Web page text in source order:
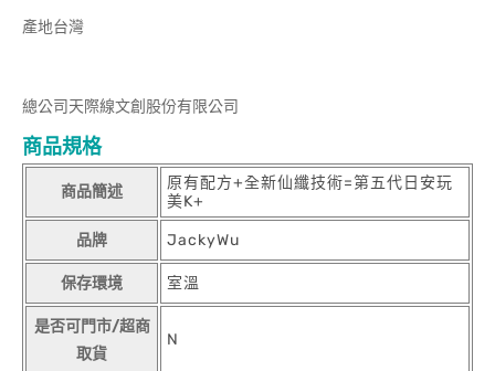
產地台灣
總公司天際線文創股份有限公司
商品規格
商品簡述
原有配方+全新仙纖技術=第五代日安玩
美K+
品牌 JackyWu
保存環境 室溫
是否可門市/超商
取貨
N